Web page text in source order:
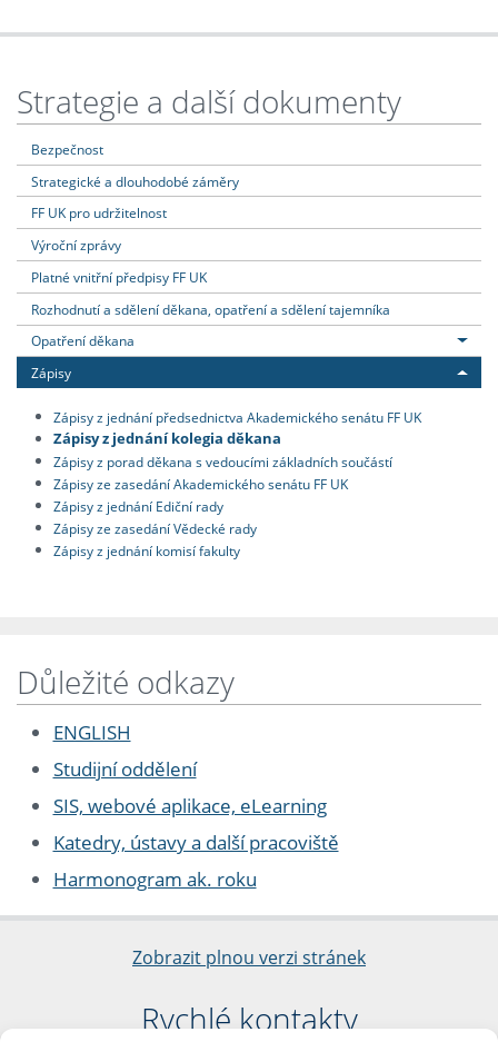
Strategie a další dokumenty
Bezpečnost
Strategické a dlouhodobé záměry
FF UK pro udržitelnost
Výroční zprávy
Platné vnitřní předpisy FF UK
Rozhodnutí a sdělení děkana, opatření a sdělení tajemníka
Opatření děkana
Zápisy
Zápisy z jednání předsednictva Akademického senátu FF UK
Zápisy z jednání kolegia děkana
Zápisy z porad děkana s vedoucími základních součástí
Zápisy ze zasedání Akademického senátu FF UK
Zápisy z jednání Ediční rady
Zápisy ze zasedání Vědecké rady
Zápisy z jednání komisí fakulty
Důležité odkazy
ENGLISH
Studijní oddělení
SIS, webové aplikace, eLearning
Katedry, ústavy a další pracoviště
Harmonogram ak. roku
Zobrazit plnou verzi stránek
Rychlé kontakty